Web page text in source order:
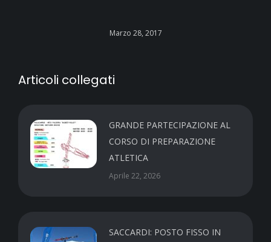
Marzo 28, 2017
Articoli collegati
GRANDE PARTECIPAZIONE AL
CORSO DI PREPARAZIONE
ATLETICA
Aprile 22, 2026
SACCARDI: POSTO FISSO IN